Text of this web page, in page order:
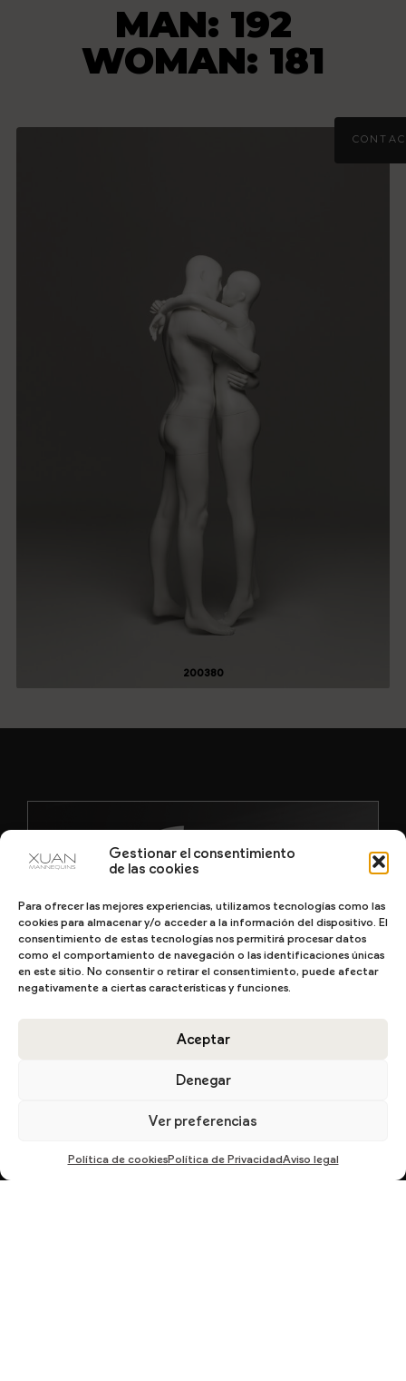
Gestionar el consentimiento
de las cookies
Para ofrecer las mejores experiencias, utilizamos tecnologías como las
cookies para almacenar y/o acceder a la información del dispositivo. El
consentimiento de estas tecnologías nos permitirá procesar datos
como el comportamiento de navegación o las identificaciones únicas
en este sitio. No consentir o retirar el consentimiento, puede afectar
negativamente a ciertas características y funciones.
Aceptar
Denegar
Ver preferencias
Política de cookiesPolítica de PrivacidadAviso legal
MAN: 192
WOMAN: 181
200380
DESCARGA EL CATÁLOGO